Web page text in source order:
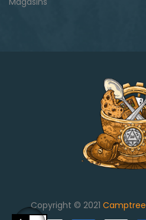
Copyright © 2021 Camptree